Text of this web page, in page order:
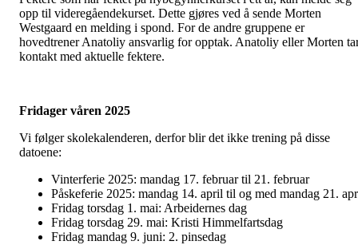
opp til videregåendekurset. Dette gjøres ved å sende Morten
Westgaard en melding i spond. For de andre gruppene er
hovedtrener Anatoliy ansvarlig for opptak. Anatoliy eller Morten
kontakt med aktuelle fektere.
Fridager våren 2025
Vi følger skolekalenderen, derfor blir det ikke trening på disse
datoene:
Vinterferie 2025: mandag 17. februar til 21. februar
Påskeferie 2025: mandag 14. april til og med mandag 21.
Fridag torsdag 1. mai: Arbeidernes dag
Fridag torsdag 29. mai: Kristi Himmelfartsdag
Fridag mandag 9. juni: 2. pinsedag